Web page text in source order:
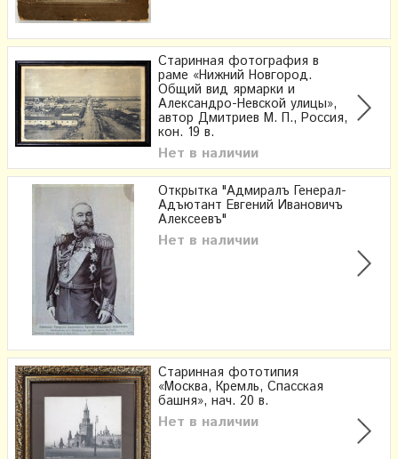
Старинная фотография в
раме «Нижний Новгород.
Общий вид ярмарки и
Александро-Невской улицы»,
автор Дмитриев М. П., Россия,
кон. 19 в.
Нет в наличии
Открытка "Адмиралъ Генерал-
Адъютант Евгений Ивановичъ
Алексеевъ"
Нет в наличии
Старинная фототипия
«Москва, Кремль, Спасская
башня», нач. 20 в.
Нет в наличии